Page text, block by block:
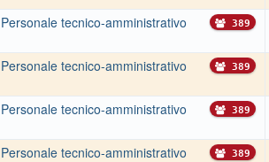
Personale tecnico-amministrativo 389
Personale tecnico-amministrativo 389
Personale tecnico-amministrativo 389
Personale tecnico-amministrativo 389